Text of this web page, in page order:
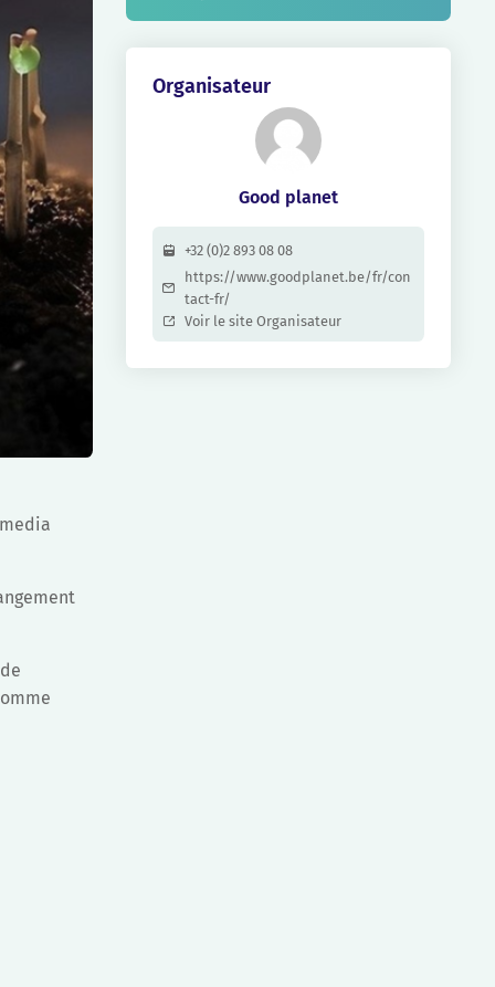
Organisateur
Good planet
+32 (0)2 893 08 08
https://www.goodplanet.be/fr/con
tact-fr/
Voir le site Organisateur